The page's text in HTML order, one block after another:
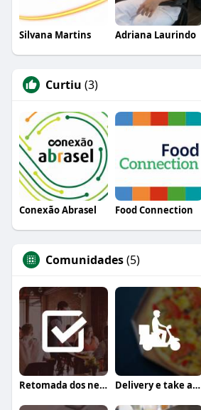
Silvana Martins Adriana Laurindo
Curtiu (3)
Conexão Abrasel Food Connection
Comunidades(5)
Retomada dos negócios Delivery e take away